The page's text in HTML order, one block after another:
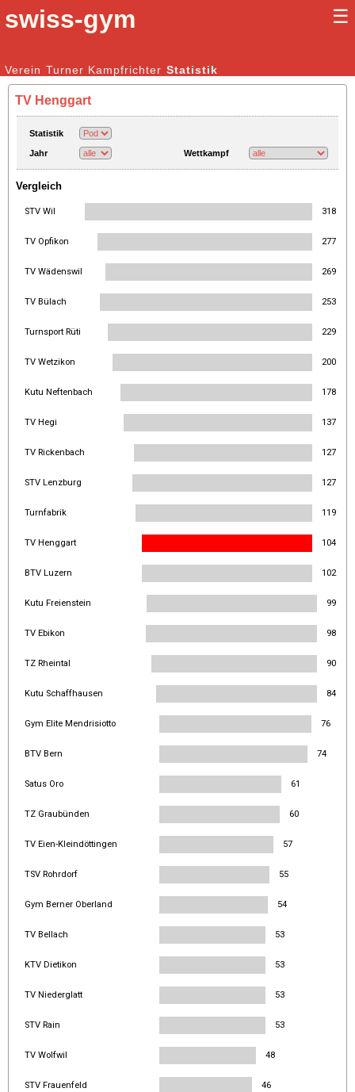
swiss-gym ☰
Kunstturnen Männer | Kunstturnen Frauen
Verein Turner Kampfrichter Statistik
TV Henggart
Statistik
Jahr Wettkampf
Vergleich
STV Wil 318
TV Opfikon 277
TV Wädenswil 269
TV Bülach 253
Turnsport Rüti 229
TV Wetzikon 200
Kutu Neftenbach 178
TV Hegi 137
TV Rickenbach 127
STV Lenzburg 127
Turnfabrik 119
TV Henggart 104
BTV Luzern 102
Kutu Freienstein 99
TV Ebikon 98
TZ Rheintal 90
Kutu Schaffhausen 84
Gym Elite Mendrisiotto 76
BTV Bern 74
Satus Oro 61
TZ Graubünden 60
TV Eien-Kleindöttingen 57
TSV Rohrdorf 55
Gym Berner Oberland 54
TV Bellach 53
KTV Dietikon 53
TV Niederglatt 53
STV Rain 53
TV Wolfwil 48
STV Frauenfeld 46